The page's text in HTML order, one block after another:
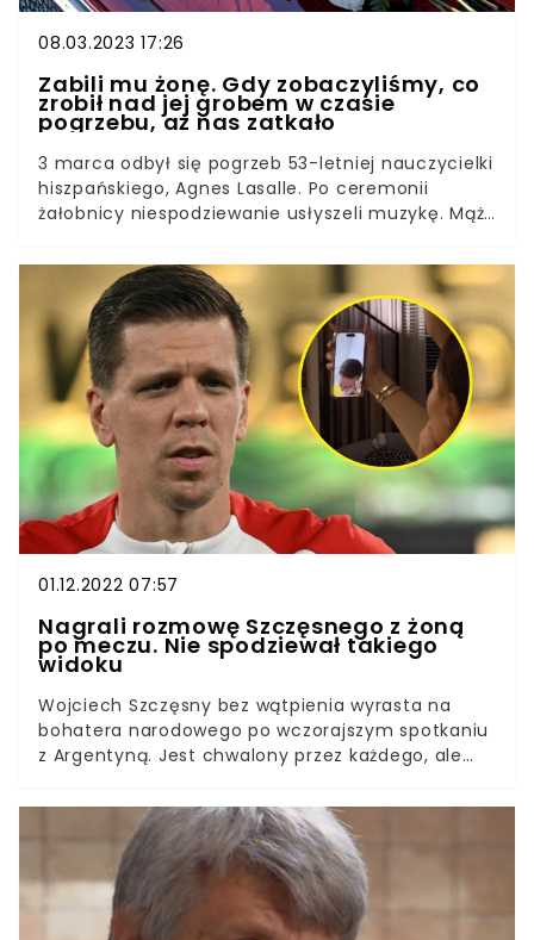
08.03.2023 17:26
Zabili mu żonę. Gdy zobaczyliśmy, co
zrobił nad jej grobem w czasie
pogrzebu, aż nas zatkało
3 marca odbył się pogrzeb 53-letniej nauczycielki
hiszpańskiego, Agnes Lasalle. Po ceremonii
żałobnicy niespodziewanie usłyszeli muzykę. Mąż
żonę.Świadkowie ostatniego pożegnania na długo
zapamiętają zachowanie Stéphane'a Voirina.
Mężczyzna zaraz po opuszczeniu kościoła zaczął
tańczyć przed trumną zmarłej kobiety.
01.12.2022 07:57
Nagrali rozmowę Szczęsnego z żoną
po meczu. Nie spodziewał takiego
widoku
Wojciech Szczęsny bez wątpienia wyrasta na
bohatera narodowego po wczorajszym spotkaniu
z Argentyną. Jest chwalony przez każdego, ale
Nagranie ze spotkania jego najbliższych może
wzruszyć. W mediach społecznościowych jego
żony, Mariny pojawiło się nagranie, na którym
widać, jak świętowano sukces reprezentacji Polski
i ukochanego Wojtka.